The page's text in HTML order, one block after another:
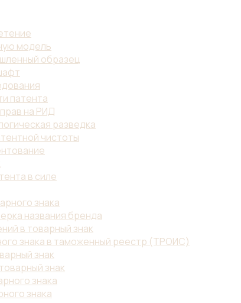
модель
образец
патента
на РИД
разведка
чистоты
в силе
знака
названия бренда
в товарный знак
знака в таможенный реестр (ТРОИС)
знак
знак
знака
знака